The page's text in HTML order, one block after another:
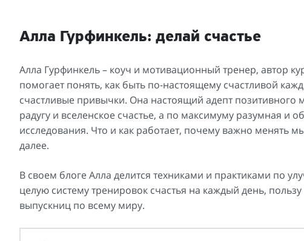
Алла Гурфинкель: делай счастье
Алла Гурфинкель – коуч и мотивационный тренер, автор
помогает понять, как быть по-настоящему счастливой
счастливые привычки. Она настоящий адепт
радугу и вселенское счастье, а по максимуму разумная и
исследования. Что и как работает, почему важно менять
далее.
В своем блоге Алла делится техниками и практиками по
целую систему тренировок счастья на каждый день,
выпускниц по всему миру.